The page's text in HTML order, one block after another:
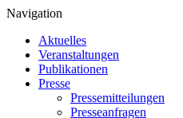
Navigation
Aktuelles
Veranstaltungen
Publikationen
Presse
Pressemitteilungen
Presseanfragen